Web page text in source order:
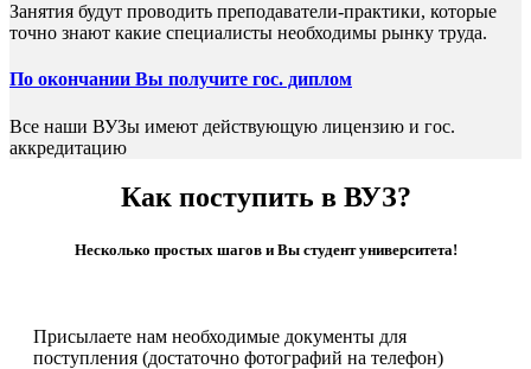
Занятия будут проводить преподаватели-практики, которые
точно знают какие специалисты необходимы рынку труда.
По окончании Вы получите гос. диплом
Все наши ВУЗы имеют действующую лицензию и гос.
аккредитацию
Как поступить в ВУЗ?
Несколько простых шагов и Вы студент университета!
Присылаете нам необходимые документы для
поступления (достаточно фотографий на телефон)